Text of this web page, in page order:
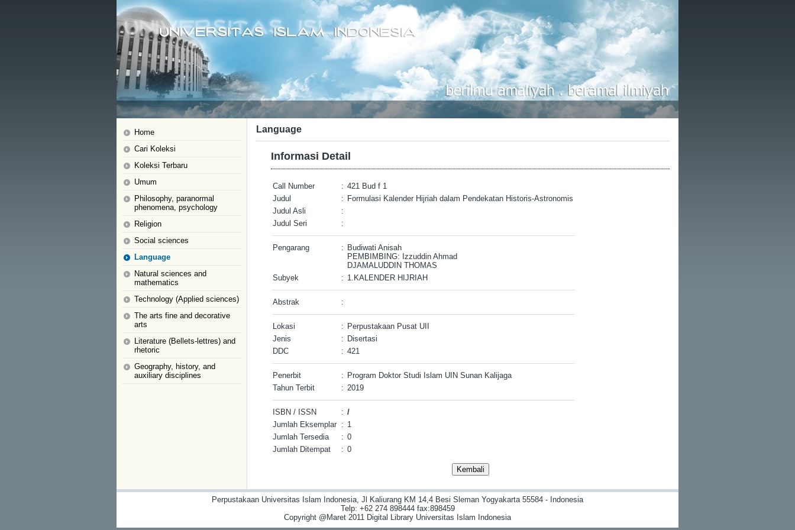
Home
Cari Koleksi
Koleksi Terbaru
Umum
Philosophy, paranormal
phenomena, psychology
Religion
Social sciences
Language
Natural sciences and
mathematics
Technology (Applied sciences)
The arts fine and decorative
arts
Literature (Bellets-lettres) and
rhetoric
Geography, history, and
auxiliary disciplines
Language
Informasi Detail
Call Number : 421 Bud f 1
Judul
: Formulasi Kalender Hijriah dalam Pendekatan Historis-Astronomis
Judul Asli
:
Judul Seri
:
Pengarang : Budiwati Anisah
PEMBIMBING: Izzuddin Ahmad
DJAMALUDDIN THOMAS
Subyek
: 1.KALENDER HIJRIAH
Abstrak :
Lokasi : Perpustakaan Pusat UII
Jenis
: Disertasi
DDC
: 421
Penerbit : Program Doktor Studi Islam UIN Sunan Kalijaga
Tahun Terbit
: 2019
ISBN / ISSN : /
Jumlah Eksemplar : 1
Jumlah Tersedia
: 0
Jumlah Ditempat
: 0
Perpustakaan Universitas Islam Indonesia, Jl Kaliurang KM 14,4 Besi Sleman Yogyakarta 55584 - Indonesia
Telp: +62 274 898444 fax:898459
Copyright @Maret 2011 Digital Library Universitas Islam Indonesia